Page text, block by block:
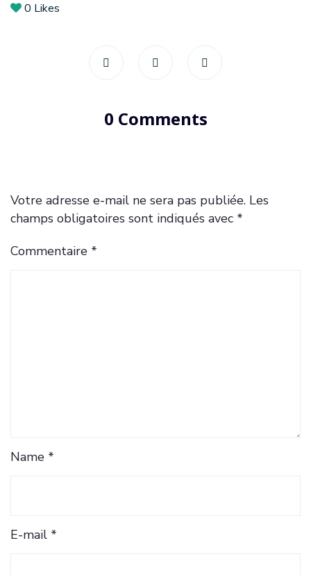
0 Likes
0 Comments
Votre adresse e-mail ne sera pas publiée. Les
champs obligatoires sont indiqués avec *
Commentaire *
Name *
E-mail *